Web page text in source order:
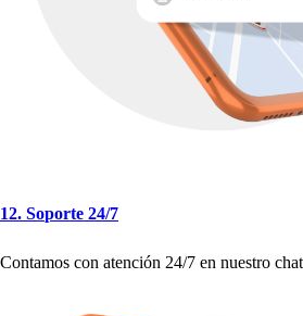
12. Soporte 24/7
Contamos con atención 24/7 en nuestro chat